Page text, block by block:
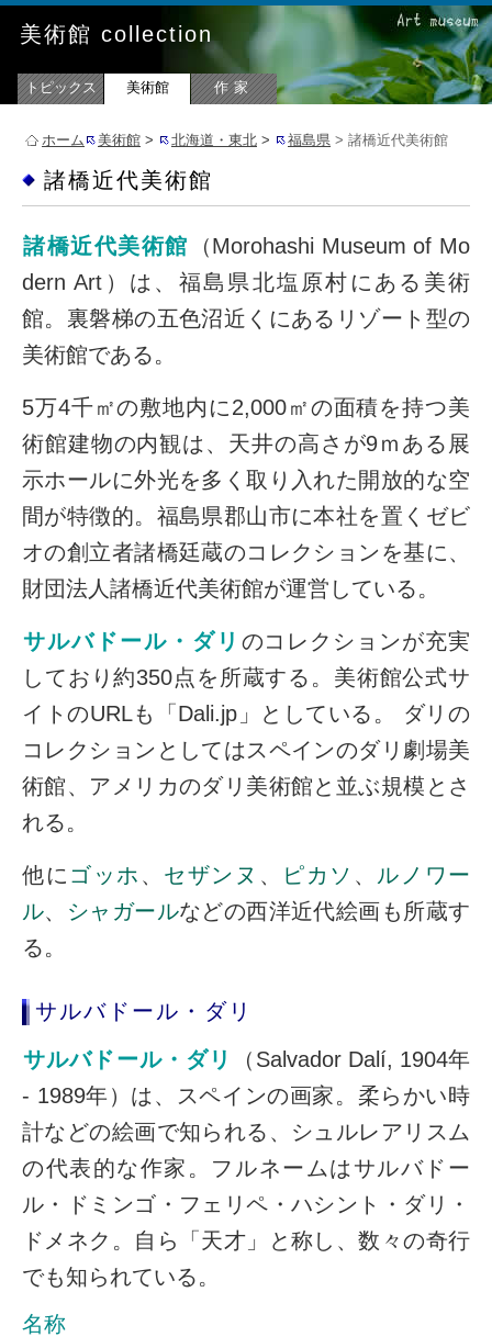
美術館 collection
トピックス 美術館 作家
ホーム 美術館 > 北海道・東北 > 福島県 > 諸橋近代美術館
諸橋近代美術館
諸橋近代美術館
（Morohashi Museum of Mo
dern Art）は、福島県北塩原村にある美術
館。裏磐梯の五色沼近くにあるリゾート型の
美術館である。
5万4千㎡の敷地内に2,000㎡の面積を持つ美
術館建物の内観は、天井の高さが9ｍある展
示ホールに外光を多く取り入れた開放的な空
間が特徴的。福島県郡山市に本社を置くゼビ
オの創立者諸橋廷蔵のコレクションを基に、
財団法人諸橋近代美術館が運営している。
サルバドール・ダリ のコレクションが充実
しており約350点を所蔵する。美術館公式サ
イトのURLも「Dali.jp」としている。 ダリの
コレクションとしてはスペインのダリ劇場美
術館、アメリカのダリ美術館と並ぶ規模とさ
れる。
他に ゴッホ 、 セザンヌ 、 ピカソ 、 ルノワー
ル、 シャガールなどの西洋近代絵画も所蔵す
る。
サルバドール・ダリ
サルバドール・ダリ
（Salvador Dalí, 1904年
- 1989年）は、スペインの画家。柔らかい時
計などの絵画で知られる、シュルレアリスム
の代表的な作家。フルネームはサルバドー
ル・ドミンゴ・フェリペ・ハシント・ダリ・
ドメネク。自ら「天才」と称し、数々の奇行
でも知られている。
名称